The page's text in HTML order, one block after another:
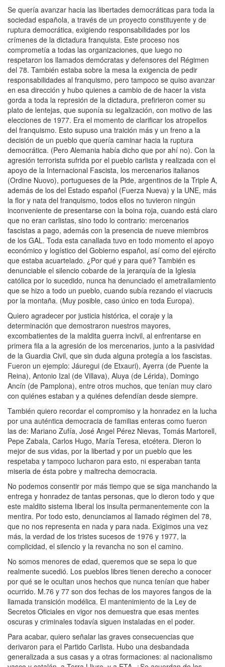
Se quería avanzar hacia las libertades democráticas para toda la
sociedad española, a través de un proyecto constituyente y de
ruptura democrática, exigiendo responsabilidades por los
crímenes de la dictadura franquista. Este proceso nos
comprometía a todas las organizaciones, que luego no
respetaron los llamados demócratas y defensores del Régimen
del 78. También estaba sobre la mesa la exigencia de pedir
responsabilidades al franquismo, pero tampoco se quiso avanzar
en esa dirección y hubo quienes a cambio de de hacer la vista
gorda a toda la represión de la dictadura, prefirieron comer su
plato de lentejas, que suponía su legalización, con motivo de las
elecciones de 1977. Era el momento de clarificar los atropellos
del franquismo. Esto supuso una traición más y un freno a la
decisión de un pueblo que quería caminar hacia la ruptura
democrática. (Pero Alemania había dicho que por ahí no). Con la
agresión terrorista sufrida por el pueblo carlista y realizada con el
apoyo de la Internacional Fascista, los mercenarios italianos
(Ordine Nuovo), portugueses de la Pide, argentinos de la Triple A,
además de los del Estado español (Fuerza Nueva) y la UNE, más
la flor y nata del franquismo, todos ellos no tuvieron ningún
inconveniente de presentarse con la boina roja, cuando está claro
que no eran carlistas, sino todo lo contrario: mercenarios
fascistas a pago, además con la presencia de nueve miembros
de los GAL. Toda esta canallada tuvo en todo momento el apoyo
económico y logístico del Gobierno español, así como del ejército
que estaba acuartelado. ¿Por qué y para qué? También es
denunciable el silencio cobarde de la jerarquía de la Iglesia
católica por lo sucedido, nunca ha denunciado el ametrallamiento
que se hizo a todo un pueblo, cuando subía rezando el viacrucis
por la montaña. (Muy posible, caso único en toda Europa).
Quiero agradecer por justicia histórica, el coraje y la
determinación que demostraron nuestros mayores,
excombatientes de la maldita guerra incivil, al enfrentarse en
primera fila a la agresión de los mercenarios, junto a la pasividad
de la Guardia Civil, que sin duda alguna protegía a los fascistas.
Fueron un ejemplo: Jáuregui (de Etxauri), Ayerra (de Puente la
Reina), Antonio Izal (de Villava), Aluya (de Lérida), Domingo
Ancín (de Pamplona), entre otros muchos, que tenían muy claro
con quiénes estaban y a quiénes defendían desde siempre.
También quiero recordar el compromiso y la honradez en la lucha
por una auténtica democracia de familias enteras como fueron
las de: Mariano Zufía, José Angel Pérez Nievas, Tomás Martorell,
Pepe Zabala, Carlos Hugo, María Teresa, etcétera. Dieron lo
mejor de sus vidas, por la libertad y por un pueblo que les
respetaba y tampoco lucharon para esto, ni esperaban tanta
miseria de ésta pobre y maltrecha democracia.
No podemos consentir por más tiempo que se siga manchando la
entrega y honradez de tantas personas, que lo dieron todo y que
este maldito sistema liberal los insulta permanentemente con la
mentira. Por todo esto, denunciamos al llamado régimen del 78,
que no nos representa en nada y para nada. Exigimos una vez
más, la verdad de los tristes sucesos de 1976 y 1977, la
complicidad, el silencio y la revancha no son el camino.
No somos menores de edad, queremos que se sepa lo que
realmente sucedió. Los pueblos libres tienen derecho a conocer
por qué se le ocultan unos hechos que nunca tenían que haber
ocurrido. M.76 y 77 son dos fechas de los mayores fangos de la
llamada transición modélica. El mantenimiento de la Ley de
Secretos Oficiales en vigor nos demuestra que esas mentes
oscuras y criminales todavía siguen instaladas en el poder.
Para acabar, quiero señalar las graves consecuencias que
derivaron para el Partido Carlista. Hubo una desbandada
generalizada a sus casas y a otras formaciones: al nacionalismo